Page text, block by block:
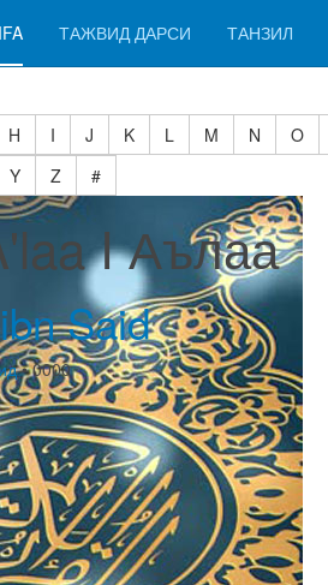
ТАЖВИД ДАРСИ ТАНЗИЛ
H I J K L M N O
Y Z
#
I Аълаа
Said
• 0000